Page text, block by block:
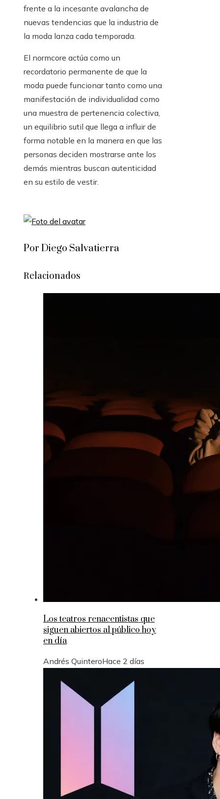
frente a la incesante avalancha de
nuevas tendencias que la industria de
la moda lanza cada temporada.
El normcore actúa como un
recordatorio permanente de que la
moda puede funcionar tanto como una
manifestación de individualidad como
una muestra de pertenencia colectiva,
un equilibrio sutil que llega a influir de
forma notable en la manera en que las
personas deciden mostrarse ante los
demás mientras buscan autenticidad
en su estilo de vestir.
Por Diego Salvatierra
Relacionados
Los teatros renacentistas que
siguen abiertos al público hoy
en día
Andrés QuinteroHace 2 días